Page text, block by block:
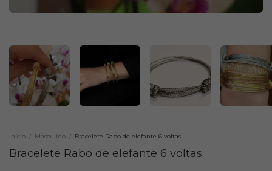
Início / Masculino / Bracelete Rabo de elefante 6 voltas
Bracelete Rabo de elefante 6 voltas